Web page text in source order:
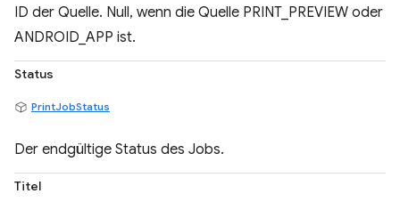
ID der Quelle. Null, wenn die Quelle PRINT_PREVIEW oder
ANDROID_APP ist.
Status
PrintJobStatus
Der endgültige Status des Jobs.
Titel